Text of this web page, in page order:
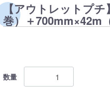
【アウトレットプチ
巻）＋700mm×42m
数量